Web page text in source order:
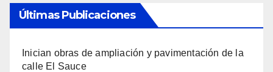
Últimas Publicaciones
Inician obras de ampliación y pavimentación de la
calle El Sauce